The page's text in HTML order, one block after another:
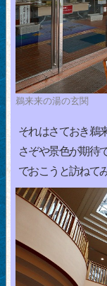
鵜来来の湯の玄関
それはさておき鵜
さぞや景色が期待
でおこうと訪ねてみ